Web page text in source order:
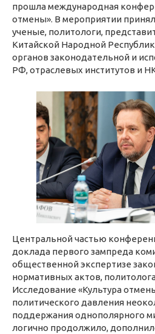
прошла международная
отмены». В мероприятии
ученые, политологи,
Китайской Народной
органов законодательной и
РФ, отраслевых институтов и
Центральной частью
доклада первого зампреда
общественной экспертизе
нормативных актов,
Исследование «Культура
политического давления
поддержания однополярного
логично продолжило,